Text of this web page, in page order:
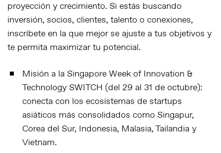
proyección y crecimiento. Si estás buscando
inversión, socios, clientes, talento o conexiones,
inscríbete en la que mejor se ajuste a tus objetivos y
te permita maximizar tu potencial.
Misión a la Singapore Week of Innovation &
Technology SWITCH (del 29 al 31 de octubre):
conecta con los ecosistemas de startups
asiáticos más consolidados como Singapur,
Corea del Sur, Indonesia, Malasia, Tailandia y
Vietnam.